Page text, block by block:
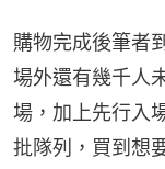
購物完成後筆者
場外還有幾千人
場，加上先行入
批隊列，買到想